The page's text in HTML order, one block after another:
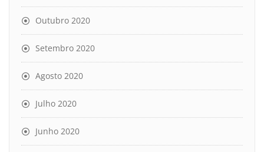
Outubro 2020
Setembro 2020
Agosto 2020
Julho 2020
Junho 2020